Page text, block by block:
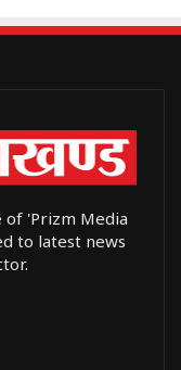
of 'Prizm Media
to latest news